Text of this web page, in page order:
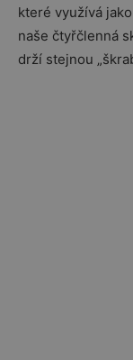
které využívá
naše čtyřčlenná
drží stejnou